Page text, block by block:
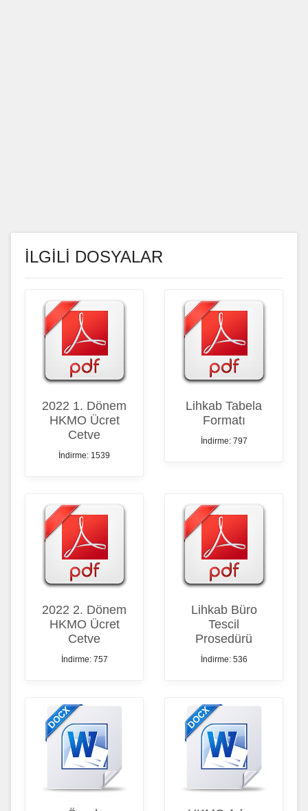
İLGİLİ DOSYALAR
2022 1. Dönem
HKMO Ücret
Cetve
İndirme: 1539
Lihkab Tabela
Formatı
İndirme: 797
2022 2. Dönem
HKMO Ücret
Cetve
İndirme: 757
Lihkab Büro
Tescil
Prosedürü
İndirme: 536